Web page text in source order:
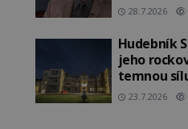
28.7.2026
Hudebník
jeho
temnou
23.7.2026